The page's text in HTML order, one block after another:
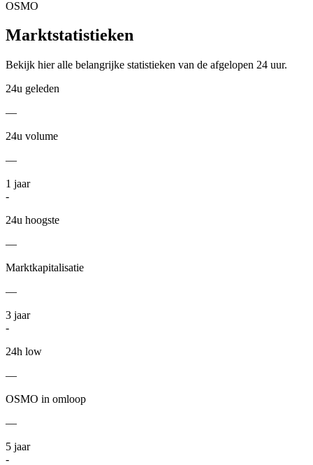
OSMO
Marktstatistieken
Bekijk hier alle belangrijke statistieken van de afgelopen 24 uur.
24u geleden
—
24u volume
—
1 jaar
-
24u hoogste
—
Marktkapitalisatie
—
3 jaar
-
24h low
—
OSMO in omloop
—
5 jaar
-